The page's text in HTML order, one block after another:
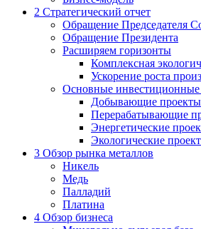
2 Стратегический отчет
Обращение Председателя
Обращение Президента
Расширяем горизонты
Комплексная
Ускорение роста
Основные
Добывающие проекты
Перерабатывающие
Энергетические
Экологические
3 Обзор рынка металлов
Никель
Медь
Палладий
Платина
4 Обзор бизнеса